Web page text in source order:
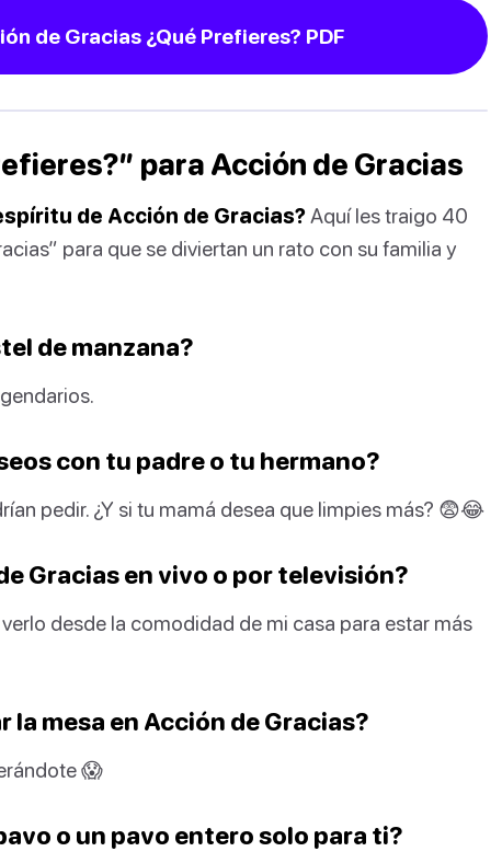
de Gracias ¿Qué Prefieres? PDF
para Acción de Gracias
de Acción de Gracias?Aquí les traigo 40
para que se diviertan un rato con su familia y
de manzana?
con tu padre o tu hermano?
pedir. ¿Y si tu mamá desea que limpies más? 😨😂
Gracias en vivo o por televisión?
desde la comodidad de mi casa para estar más
la mesa en Acción de Gracias?
😱
o un pavo entero solo para ti?